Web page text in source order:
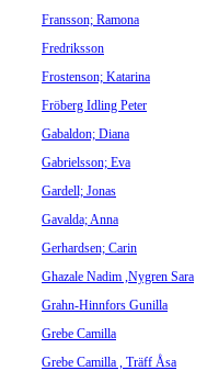
Fransson; Ramona
Fredriksson
Frostenson; Katarina
Fröberg Idling Peter
Gabaldon; Diana
Gabrielsson; Eva
Gardell; Jonas
Gavalda; Anna
Gerhardsen; Carin
Ghazale Nadim ,Nygren Sara
Grahn-Hinnfors Gunilla
Grebe Camilla
Grebe Camilla , Träff Åsa